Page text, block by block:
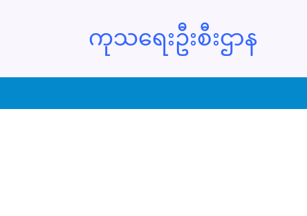
ကုသရေးဦးစီးဌာန